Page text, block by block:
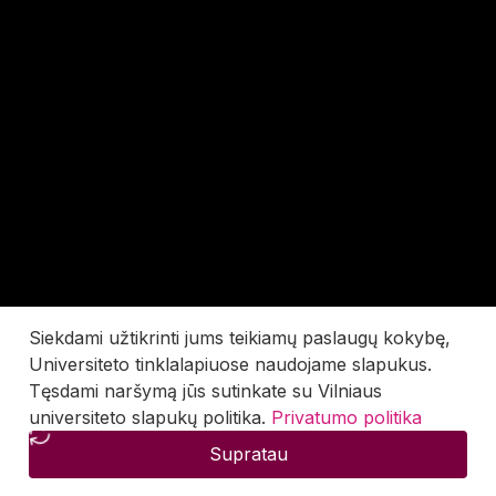
Siekdami užtikrinti jums teikiamų paslaugų kokybę,
Universiteto tinklalapiuose naudojame slapukus.
Tęsdami naršymą jūs sutinkate su Vilniaus
universiteto slapukų politika. Privatumo politika
Supratau